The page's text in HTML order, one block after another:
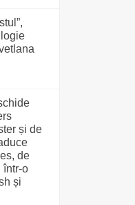
și de
de
într-o
și